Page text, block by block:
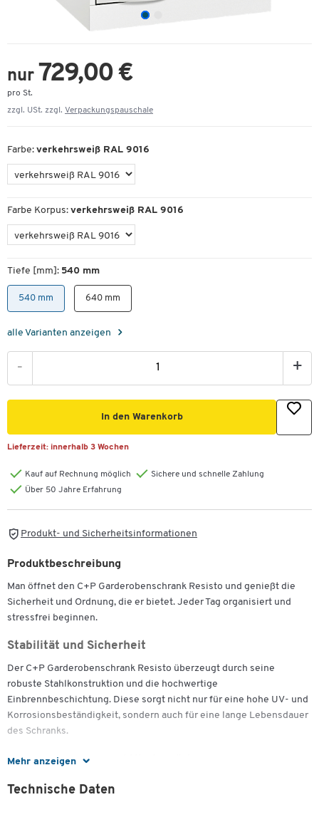
nur 729,00 €
pro St.
zzgl. USt. zzgl. Verpackungspauschale
Farbe: verkehrsweiß RAL 9016
Farbe Korpus: verkehrsweiß RAL 9016
Tiefe [mm]: 540 mm
540 mm 640 mm
alle Varianten anzeigen
- +
In den Warenkorb
Lieferzeit: innerhalb 3 Wochen
Kauf auf Rechnung möglich
Sichere und schnelle Zahlung
Über 50 Jahre Erfahrung
Produkt- und Sicherheitsinformationen
Mehr anzeigen
Produktbeschreibung
Man öffnet den C+P Garderobenschrank Resisto und genießt die
Sicherheit und Ordnung, die er bietet. Jeder Tag organisiert und
stressfrei beginnen.
Stabilität und Sicherheit
Der C+P Garderobenschrank Resisto überzeugt durch seine
robuste Stahlkonstruktion und die hochwertige
Einbrennbeschichtung. Diese sorgt nicht nur für eine hohe UV- und
Korrosionsbeständigkeit, sondern auch für eine lange Lebensdauer
des Schranks.
Ideal für Schulen und Kindergärten
Alle Fächer des Resisto Garderobenschranks sind leicht zugänglich
Technische Daten